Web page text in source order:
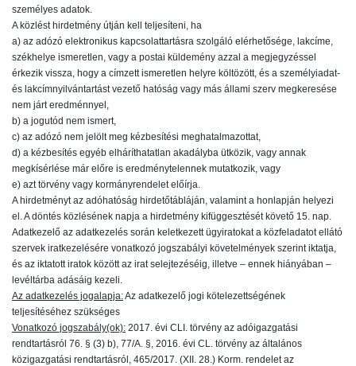
személyes adatok.
A közlést hirdetmény útján kell teljesíteni, ha
a) az adózó elektronikus kapcsolattartásra szolgáló elérhetősége, lakcíme,
székhelye ismeretlen, vagy a postai küldemény azzal a megjegyzéssel
érkezik vissza, hogy a címzett ismeretlen helyre költözött, és a személyiadat-
és lakcímnyilvántartást vezető hatóság vagy más állami szerv megkeresése
nem járt eredménnyel,
b) a jogutód nem ismert,
c) az adózó nem jelölt meg kézbesítési meghatalmazottat,
d) a kézbesítés egyéb elháríthatatlan akadályba ütközik, vagy annak
megkísérlése már előre is eredménytelennek mutatkozik, vagy
e) azt törvény vagy kormányrendelet előírja.
A hirdetményt az adóhatóság hirdetőtábláján, valamint a honlapján helyezi
el. A döntés közlésének napja a hirdetmény kifüggesztését követő 15. nap.
Adatkezelő az adatkezelés során keletkezett ügyiratokat a közfeladatot ellátó
szervek iratkezelésére vonatkozó jogszabályi követelmények szerint iktatja,
és az iktatott iratok között az irat selejtezéséig, illetve – ennek hiányában –
levéltárba adásáig kezeli.
Az adatkezelés jogalapja:Az adatkezelő jogi kötelezettségének
teljesítéséhez szükséges
Vonatkozó jogszabály(ok): 2017. évi CLI. törvény az adóigazgatási
rendtartásról 76. § (3) b), 77/A. §, 2016. évi CL. törvény az általános
közigazgatási rendtartásról, 465/2017. (XII. 28.) Korm. rendelet az